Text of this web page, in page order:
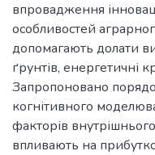
впровадження
особливостей
допомагають долати
ґрунтів, енергетичні
Запропоновано
когнітивного
факторів
впливають на